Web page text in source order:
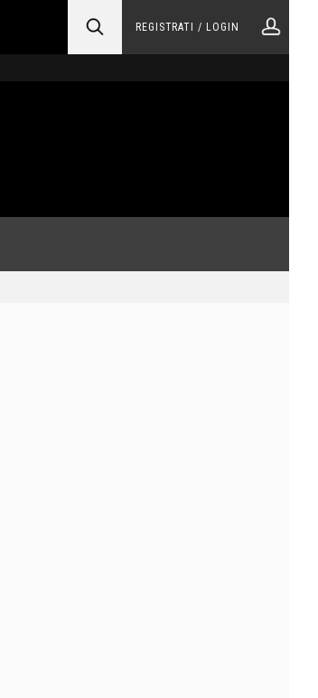
REGISTRATI / LOGIN